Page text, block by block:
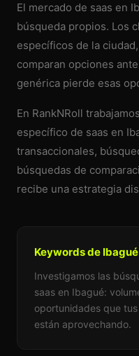
El mercado de saas en
búsqueda propios. Los
específicos de la
comparan opciones
genérica pierde esas
En RankNRoll
específico de saas en
transaccionales,
búsquedas de
recibe una estrategia
Keywords de Ibagué
Investigamos las
saas en Ibagué:
oportunidades que
están aprovechando.